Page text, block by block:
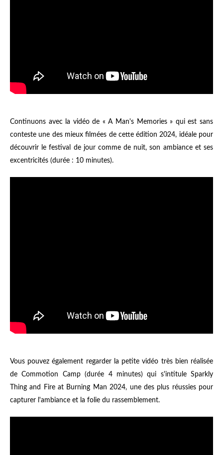
Continuons avec la vidéo de « A Man's Memories » qui est sans
conteste une des mieux filmées de cette édition 2024, idéale pour
découvrir le festival de jour comme de nuit, son ambiance et ses
excentricités (durée : 10 minutes).
Vous pouvez également regarder la petite vidéo très bien réalisée
de Commotion Camp (durée 4 minutes) qui s'intitule Sparkly
Thing and Fire at Burning Man 2024, une des plus réussies pour
capturer l'ambiance et la folie du rassemblement.